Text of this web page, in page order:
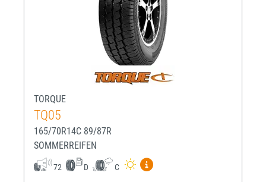
TORQUE
TQ05
165/70R14C 89/87R
SOMMERREIFEN
72 D C
Mehr Informationen zum